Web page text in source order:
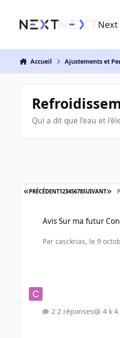
Next
Accueil Ajustements et
Qui a dit que l'eau et
PRÉCÉDENT12345678SUIVANT
Avis Sur ma futur
Parcasckrias, le 9
2 réponses 4